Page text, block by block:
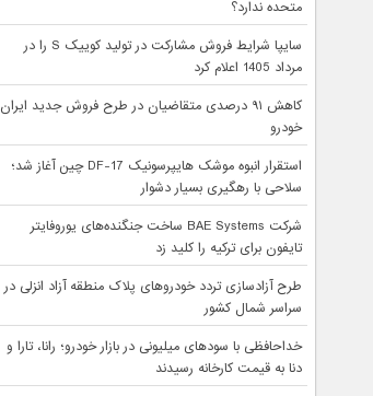
متحده ندارد؟
سایپا شرایط فروش مشارکت در تولید کوییک S را در
مرداد 1405 اعلام کرد
کاهش ۹۱ درصدی متقاضیان در طرح فروش جدید ایران
خودرو
استقرار انبوه موشک هایپرسونیک DF-17 چین آغاز شد؛
سلاحی با رهگیری بسیار دشوار
شرکت BAE Systems ساخت جنگنده‌های یوروفایتر
تایفون برای ترکیه را کلید زد
طرح آزادسازی تردد خودروهای پلاک منطقه آزاد انزلی در
سراسر شمال کشور
خداحافظی با سودهای میلیونی در بازار خودرو؛ رانا، تارا و
دنا به قیمت کارخانه رسیدند